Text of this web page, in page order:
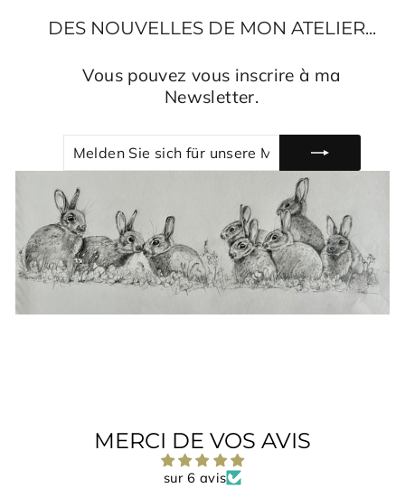
DES NOUVELLES DE MON ATELIER...
Vous pouvez vous inscrire à ma
Newsletter.
SIE
SICH
MAILINGLISTE
AN
MERCI DE VOS AVIS
sur 6 avis